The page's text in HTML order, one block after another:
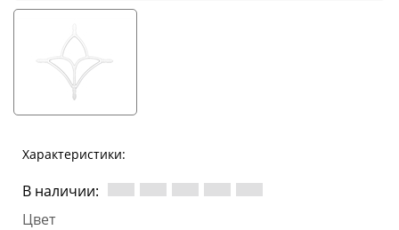
Характеристики:
В наличии:
Цвет